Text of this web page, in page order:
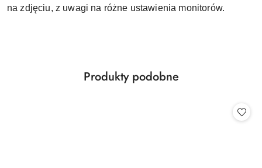
na zdjęciu, z uwagi na różne ustawienia monitorów.
Pomiń karuzelę produktów
Produkty
Produkty podobne